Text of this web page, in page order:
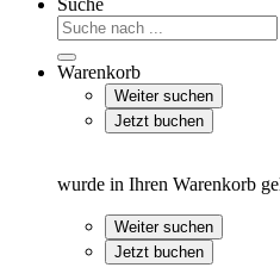
Warenkorb
Weiter suchen
Jetzt buchen
wurde in Ihren Warenkorb
Weiter suchen
Jetzt buchen